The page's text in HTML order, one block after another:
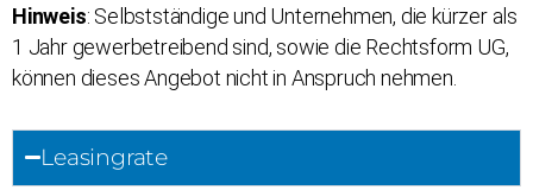
Hinweis: Selbstständige und Unternehmen, die kürzer als
1 Jahr gewerbetreibend sind, sowie die Rechtsform UG,
können dieses Angebot nicht in Anspruch nehmen.
Leasingrate